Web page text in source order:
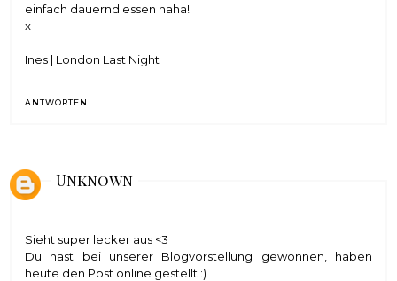
einfach dauernd essen haha!
x
Ines | London Last Night
ANTWORTEN
Unknown
Sieht super lecker aus <3
Du hast bei unserer Blogvorstellung gewonnen, haben
heute den Post online gestellt :)